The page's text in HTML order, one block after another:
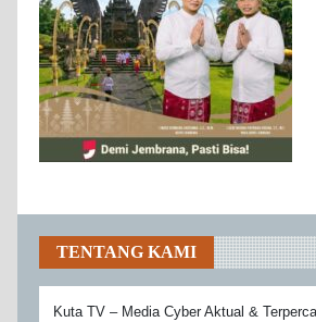
TENTANG KAMI
Kuta TV – Media Cyber Aktual &